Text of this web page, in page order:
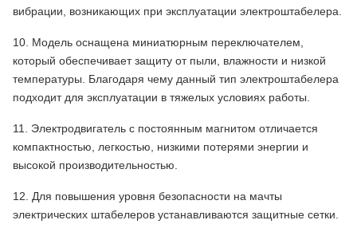
вибрации, возникающих при эксплуатации электроштабелера.
10. Модель оснащена миниатюрным переключателем,
который обеспечивает защиту от пыли, влажности и низкой
температуры. Благодаря чему данный тип электроштабелера
подходит для эксплуатации в тяжелых условиях работы.
11. Электродвигатель с постоянным магнитом отличается
компактностью, легкостью, низкими потерями энергии и
высокой производительностью.
12. Для повышения уровня безопасности на мачты
электрических штабелеров устанавливаются защитные сетки.